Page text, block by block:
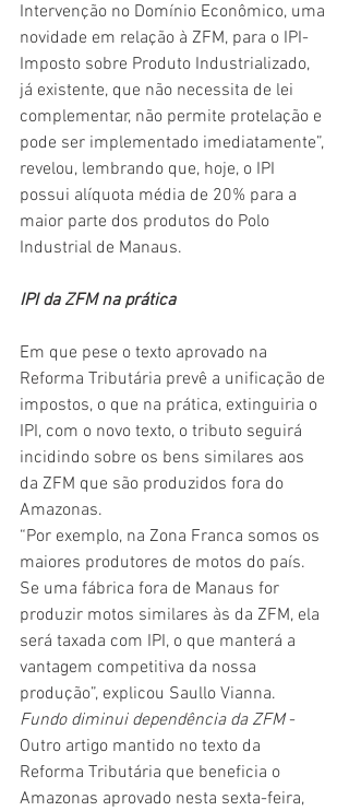
Intervenção no Domínio Econômico, uma
novidade em relação à ZFM, para o IPI-
Imposto sobre Produto Industrializado,
já existente, que não necessita de lei
complementar, não permite protelação e
pode ser implementado imediatamente”,
revelou, lembrando que, hoje, o IPI
possui alíquota média de 20% para a
maior parte dos produtos do Polo
Industrial de Manaus.
IPI da ZFM na prática
Em que pese o texto aprovado na
Reforma Tributária prevê a unificação de
impostos, o que na prática, extinguiria o
IPI, com o novo texto, o tributo seguirá
incidindo sobre os bens similares aos
da ZFM que são produzidos fora do
Amazonas.
“Por exemplo, na Zona Franca somos os
maiores produtores de motos do país.
Se uma fábrica fora de Manaus for
produzir motos similares às da ZFM, ela
será taxada com IPI, o que manterá a
vantagem competitiva da nossa
produção”, explicou Saullo Vianna.
Fundo diminui dependência da ZFM -
Outro artigo mantido no texto da
Reforma Tributária que beneficia o
Amazonas aprovado nesta sexta-feira,